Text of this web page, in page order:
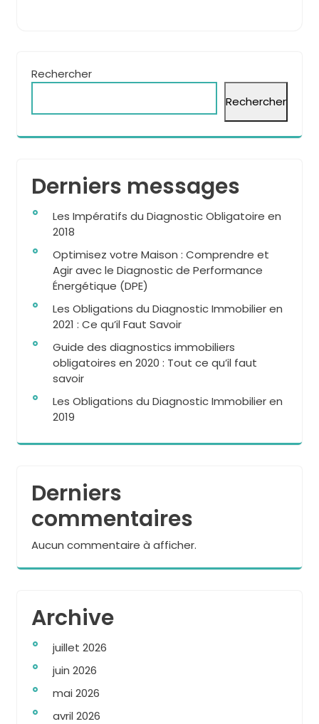
Rechercher
Rechercher
Derniers messages
Les Impératifs du Diagnostic Obligatoire en
2018
Optimisez votre Maison : Comprendre et
Agir avec le Diagnostic de Performance
Énergétique (DPE)
Les Obligations du Diagnostic Immobilier en
2021 : Ce qu’il Faut Savoir
Guide des diagnostics immobiliers
obligatoires en 2020 : Tout ce qu’il faut
savoir
Les Obligations du Diagnostic Immobilier en
2019
Derniers
commentaires
Aucun commentaire à afficher.
Archive
juillet 2026
juin 2026
mai 2026
avril 2026